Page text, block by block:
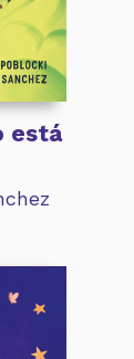
está